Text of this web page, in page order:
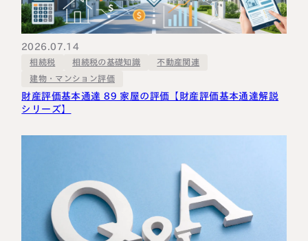
2026.07.14
相続税 相続税の基礎知識 不動産関連
建物・マンション評価
財産評価基本通達 89 家屋の評価【財産評価基本通達解説
シリーズ】